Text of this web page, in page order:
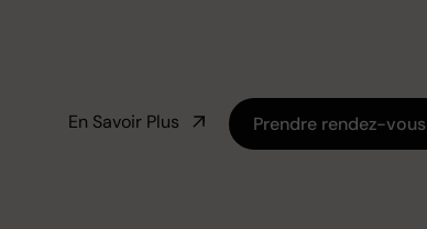
En Savoir Plus Prendre rendez-vous